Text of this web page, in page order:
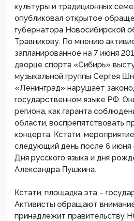
культуры и традиционных
опубликовал открытое
губернатора Новосибирской
Травникову. По мнению
запланированное на 7 июня
дворце спорта «Сибирь»
музыкальной группы Сергея
«Ленинград» нарушает
государственном языке РФ.
региона, как гаранта
области, воспрепятствовать
концерта. Кстати,
следующий день после 6 июня
Дня русского языка и дня
Александра Пушкина.
Кстати, площадка эта –
Активисты обращают
принадлежит правительству